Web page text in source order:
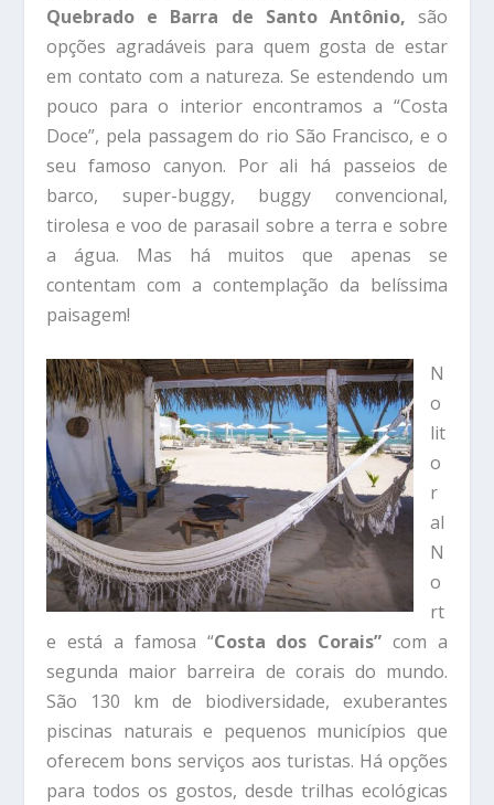
Quebrado e Barra de Santo Antônio, são
opções agradáveis para quem gosta de estar
em contato com a natureza. Se estendendo um
pouco para o interior encontramos a “Costa
Doce”, pela passagem do rio São Francisco, e o
seu famoso canyon. Por ali há passeios de
barco, super-buggy, buggy convencional,
tirolesa e voo de parasail sobre a terra e sobre
a água. Mas há muitos que apenas se
contentam com a contemplação da belíssima
paisagem!
N
o
lit
o
r
al
N
o
rt
e está a famosa “Costa dos Corais” com a
segunda maior barreira de corais do mundo.
São 130 km de biodiversidade, exuberantes
piscinas naturais e pequenos municípios que
oferecem bons serviços aos turistas. Há opções
para todos os gostos, desde trilhas ecológicas